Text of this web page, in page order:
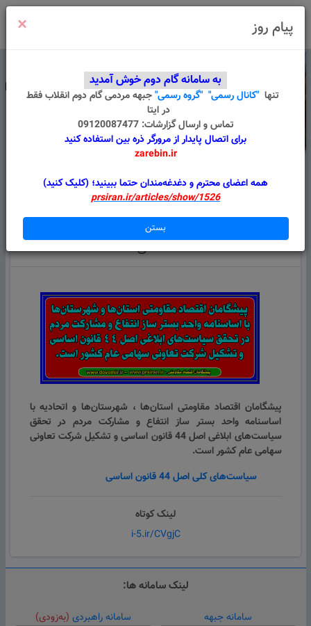
اساسی
پیشگامان اقتصاد مقاومتی استان‌ها ، شهرستان‌ها و اتحادیه با
اساسنامه واحد بستر ساز انتفاع و مشارکت مردم در تحقق
سیاست‌های ابلاغی اصل 44 قانون اساسی و تشکیل شرکت تعاونی
سهامی عام کشور است.
سیاست‌های کلی اصل 44 قانون اساسی
لینک کوتاه
i-5.ir/CVgjC
لینک سامانه ها:
سامانه جبهه
سامانه راهبردی (به‌زودی)
پیام روز ×
به سامانه گام دوم خوش آمدید
تنها "کانال رسمی" "گروه رسمی"جبهه مردمی گام دوم انقلابفقط
در ایتا
تماس و ارسال گزارشات: 09120087477
برای اتصال پایدار از مرورگر ذره بین استفاده کنید
zarebin.ir
همه اعضای محترم و دغدغه‌مندان حتما ببینید؛ (کلیک کنید)
prsiran.ir/articles/show/1526
بستن